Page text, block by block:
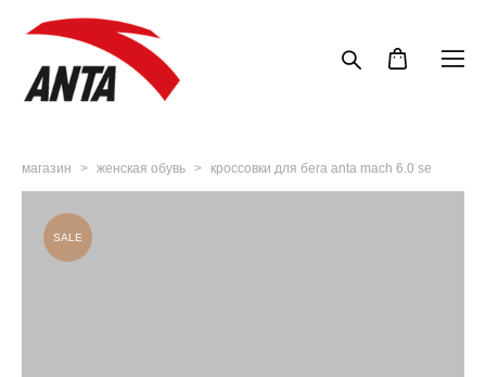
магазин > женская обувь > кроссовки для бега anta mach 6.0 se
SALE